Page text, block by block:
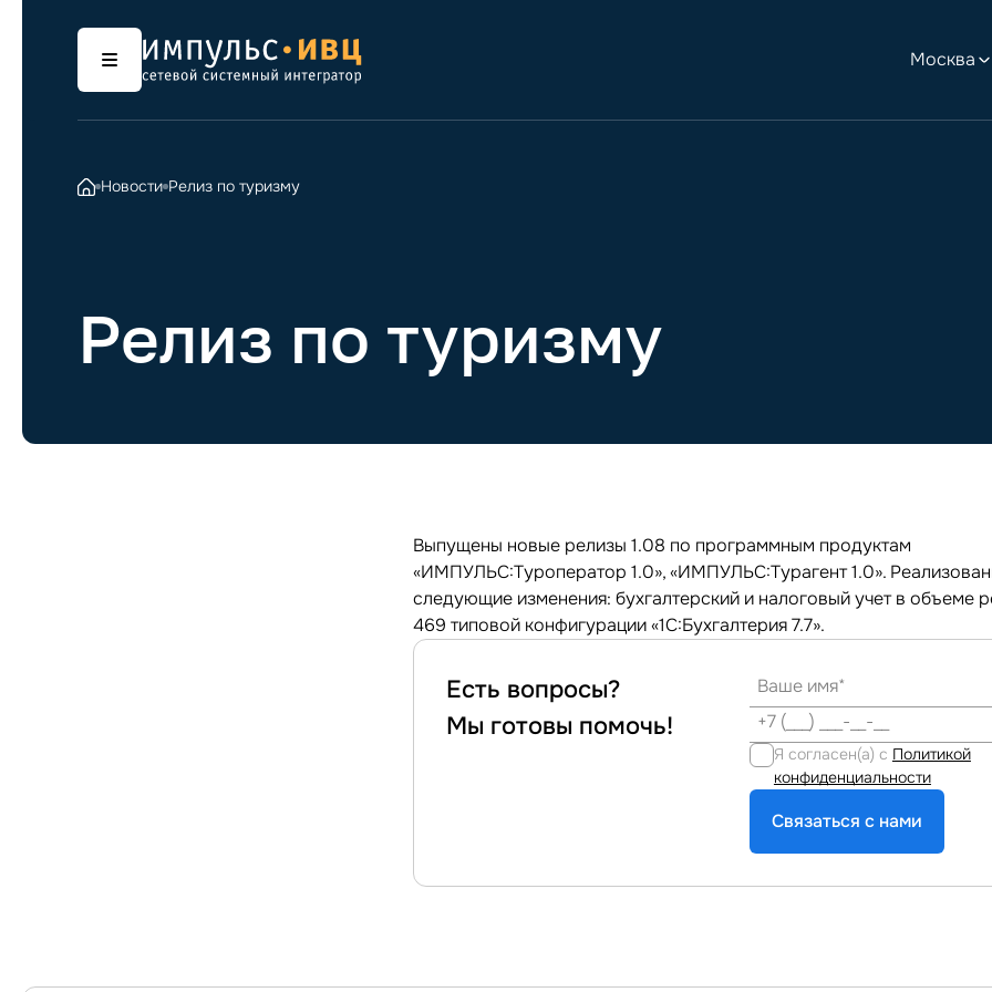
Москва
Новости Релиз по туризму
Релиз по туризму
Выпущены новые релизы 1.08 по программным продуктам
«ИМПУЛЬС:Туроператор 1.0», «ИМПУЛЬС:Турагент 1.0».
следующие изменения: бухгалтерский и налоговый учет в объеме
469 типовой конфигурации «1С:Бухгалтерия 7.7».
Есть вопросы?
Мы готовы помочь!
Я согласен(а) с Политикой
конфиденциальности
Связаться с нами